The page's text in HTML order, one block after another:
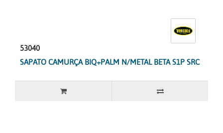
53040
SAPATO CAMURÇA BIQ+PALM N/METAL BETA S1P SRC